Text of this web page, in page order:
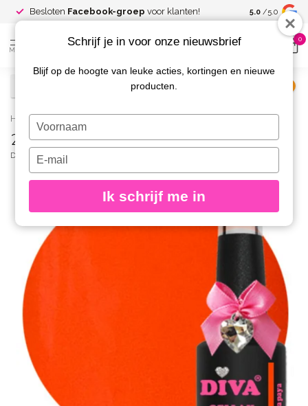
Besloten Facebook-groep voor klanten! Spaar voor
kortingen
5.0 /5.0
MENU
0
Home / 253 Gellak Papaya 15 ml.
253 Gellak Papaya 15 ml.
DIVA
Schrijf je in voor onze nieuwsbrief
Blijf op de hoogte van leuke acties, kortingen en nieuwe
producten.
Typ
je
naam
Typ
je
e-
in
Ik schrijf me in